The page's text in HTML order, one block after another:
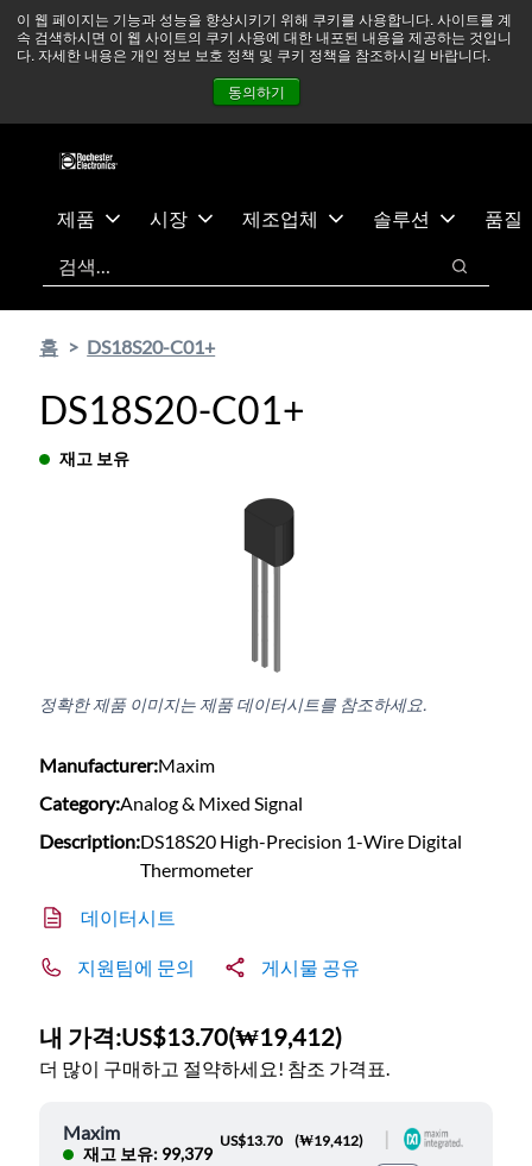
이 웹 페이지는 기능과 성능을 향상시키기 위해 쿠키를 사용합니다. 사이트를 계
속 검색하시면 이 웹 사이트의 쿠키 사용에 대한 내포된 내용을 제공하는 것입니
다. 자세한 내용은 개인 정보 보호 정책 및 쿠키 정책을 참조하시길 바랍니다.
동의하기
츠
건
중동 지역 상황을 지속적으로 주시하고 있으며, 모든 서비스는
정상적으로 운영되고 있습니다. 더 읽어보기 →
뉴스
문의하기
제품 시장 제조업체 솔루션
품질
검색
검색
홈 DS18S20-C01+
DS18S20-C01+
재고 보유
정확한 제품 이미지는 제품 데이터시트를 참조하세요.
Manufacturer:Maxim
Category:Analog & Mixed Signal
Description:DS18S20 High-Precision 1-Wire Digital
Thermometer
데이터시트
지원팀에 문의 게시물 공유
내 가격:US$13.70(₩19,412)
더 많이 구매하고 절약하세요! 참조 가격표.
Maxim
재고 보유: 99,379
US$13.70 (₩19,412)